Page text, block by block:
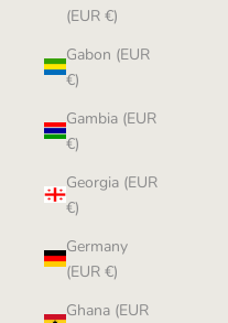
(EUR €)
Gabon (EUR
€)
Gambia (EUR
€)
Georgia (EUR
€)
Germany
(EUR €)
Ghana (EUR